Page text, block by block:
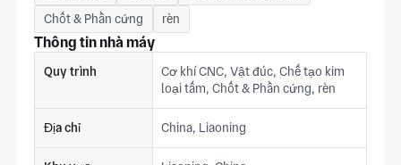
Chốt & Phần cứng
rèn
Thông tin nhà máy
Quy trình
Cơ khí CNC, Vật đúc, Chế tạo kim
loại tấm, Chốt & Phần cứng, rèn
Địa chỉ China, Liaoning